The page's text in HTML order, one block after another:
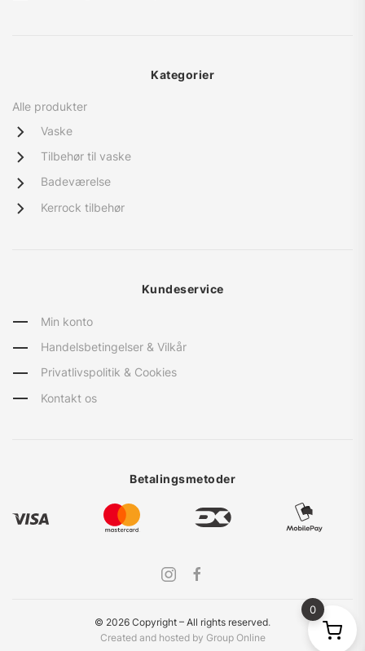
Kategorier
Alle produkter
Vaske
Tilbehør til vaske
Badeværelse
Kerrock tilbehør
Kundeservice
Min konto
Handelsbetingelser & Vilkår
Privatlivspolitik & Cookies
Kontakt os
Betalingsmetoder
© 2026 Copyright – All rights reserved.
Created and hosted by Group Online
0